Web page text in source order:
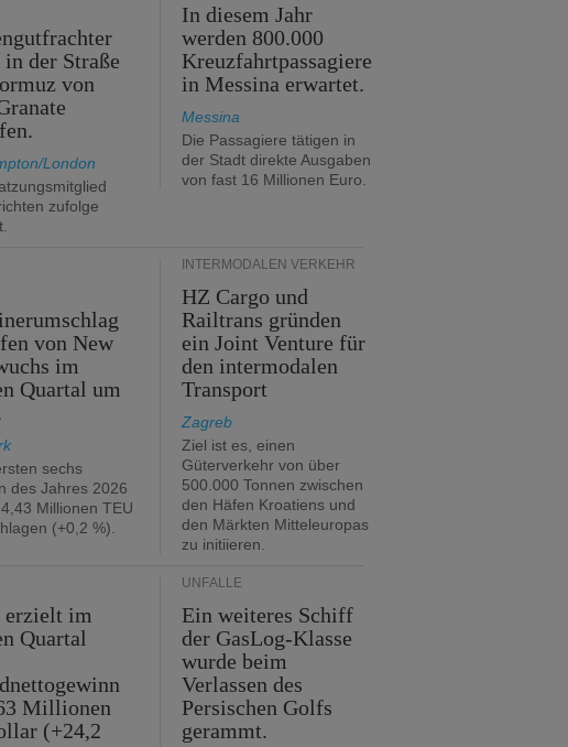
der Straße
von
London
zufolge
In diesem Jahr
werden 800.000
Kreuzfahrtpassagiere
in Messina erwartet.
Messina
Die Passagiere tätigen in
der Stadt direkte Ausgaben
von fast 16 Millionen Euro.
von New
im
Quartal um
sechs
des Jahres 2026
Millionen TEU
(+0,2 %).
INTERMODALEN VERKEHR
HZ Cargo und
Railtrans gründen
ein Joint Venture für
den intermodalen
Transport
Zagreb
Ziel ist es, einen
Güterverkehr von über
500.000 Tonnen zwischen
den Häfen Kroatiens und
den Märkten Mitteleuropas
zu initiieren.
erzielt im
Quartal
Millionen
(+24,2
UNFÄLLE
Ein weiteres Schiff
der GasLog-Klasse
wurde beim
Verlassen des
Persischen Golfs
gerammt.